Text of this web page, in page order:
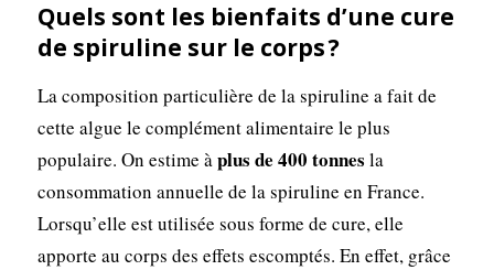
Quels sont les bienfaits d’une cure
de spiruline sur le corps ?
La composition particulière de la spiruline a fait de
cette algue le complément alimentaire le plus
populaire. On estime àplus de 400 tonnes la
consommation annuelle de la spiruline en France.
Lorsqu’elle est utilisée sous forme de cure, elle
apporte au corps des effets escomptés. En effet, grâce